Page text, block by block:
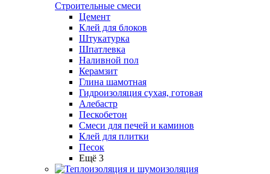
Строительные смеси
Цемент
Клей для блоков
Штукатурка
Шпатлевка
Наливной пол
Керамзит
Глина шамотная
Гидроизоляция сухая, готовая
Алебастр
Пескобетон
Смеси для печей и каминов
Клей для плитки
Песок
Ещё 3